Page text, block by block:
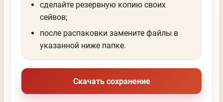
сделайте резервную копию своих
сейвов;
после распаковки замените файлы в
указанной ниже папке.
Скачать сохранение